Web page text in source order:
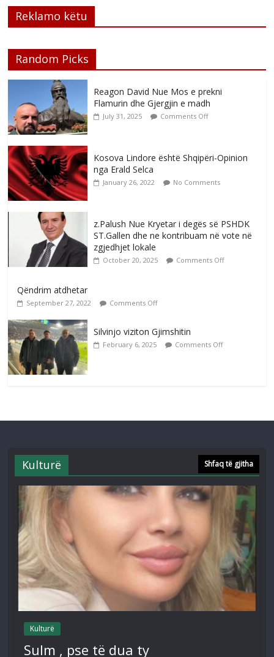
Reklamo këtu
Random Picks
Reagon David Nue Mos e prekni
Flamurin dhe Gjergjin e madh
July 31, 2025 Comments Off
Kosova Lindore është Shqipëri-Opinion
nga Erald Selca
January 26, 2022 No Comments
z.Palush Nue Kryetar i degës së PSHDK
ST.Gallen dhe ne kontribuam në vote në
zgjedhjet lokale
October 20, 2025 Comments Off
Qëndrim atdhetar
September 27, 2022 Comments Off
Silvinjo viziton Gjimshitin
February 6, 2025 Comments Off
Kulturë Shfaq të gjitha
Kulturë
Sulm , pse të dua ty